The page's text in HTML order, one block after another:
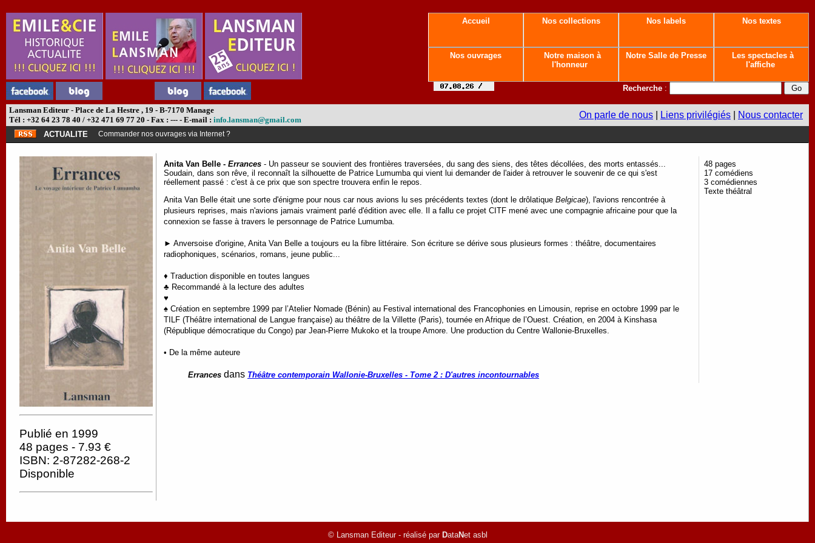
Accueil Nos collections Nos labels Nos textes
Nos ouvrages
Notre maison à
l'honneur
Notre Salle de Presse
Les spectacles à
l'affiche
Recherche :
Lansman Editeur - Place de La Hestre , 19 - B-7170 Manage
Tél : +32 64 23 78 40 / +32 471 69 77 20 - Fax : --- - E-mail : info.lansman@gmail.com On parle de nous Liens privilégiés Nous contacter
ACTUALITE Commander nos ouvrages via Internet ?
Publié en 1999
48 pages - 7.93 €
ISBN: 2-87282-268-2
Disponible
Anita Van Belle - Errances - Un passeur se souvient des frontières traversées, du sang des siens, des têtes décollées, des morts entassés...
Soudain, dans son rêve, il reconnaît la silhouette de Patrice Lumumba qui vient lui demander de l'aider à retrouver le souvenir de ce qui s'est
réellement passé : c'est à ce prix que son spectre trouvera enfin le repos.
Anita Van Belle était une sorte d'énigme pour nous car nous avions lu ses précédents textes (dont le drôlatique Belgicae), l'avions rencontrée à
plusieurs reprises, mais n'avions jamais vraiment parlé d'édition avec elle. Il a fallu ce projet CITF mené avec une compagnie africaine pour que la
connexion se fasse à travers le personnage de Patrice Lumumba.
► Anversoise d'origine, Anita Van Belle a toujours eu la fibre littéraire. Son écriture se dérive sous plusieurs formes : théâtre, documentaires
radiophoniques, scénarios, romans, jeune public...
♦ Traduction disponible en toutes langues
♣ Recommandé à la lecture des adultes
♥
♠ Création en septembre 1999 par l’Atelier Nomade (Bénin) au Festival international des Francophonies en Limousin, reprise en octobre 1999 par le
TILF (Théâtre international de Langue française) au théâtre de la Villette (Paris), tournée en Afrique de l’Ouest. Création, en 2004 à Kinshasa
(République démocratique du Congo) par Jean-Pierre Mukoko et la troupe Amore. Une production du Centre Wallonie-Bruxelles.
• De la même auteure
Errances dans Théâtre contemporain Wallonie-Bruxelles - Tome 2 : D'autres incontournables
48 pages
17 comédiens
3 comédiennes
Texte théâtral
© Lansman Editeur - réalisé par DataNet asbl